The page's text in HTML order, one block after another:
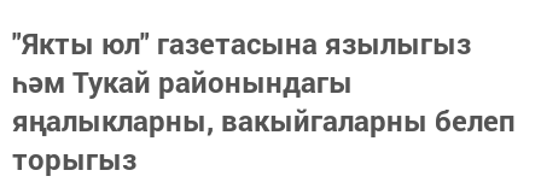
"Якты юл" газетасына язылыгыз
һәм Тукай районындагы
яңалыкларны, вакыйгаларны белеп
торыгыз